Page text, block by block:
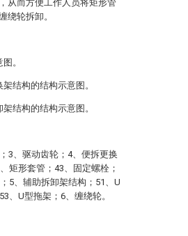
从而方便工作人员将矩形管
绕轮拆卸。
。
结构的结构示意图。
结构的结构示意图。
3、驱动齿轮；4、便拆更换
矩形套管；43、固定螺栓；
5、辅助拆卸架结构；51、U
、U型拖架；6、缠绕轮。